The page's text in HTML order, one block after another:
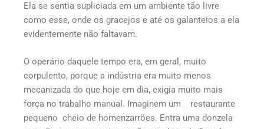
Ela se sentia supliciada em um ambiente tão livre
como esse, onde os gracejos e até os galanteios a ela
evidentemente não faltavam.
O operário daquele tempo era, em geral, muito
corpulento, porque a indústria era muito menos
mecanizada do que hoje em dia, exigia muito mais
força no trabalho manual. Imaginem um restaurante
pequeno cheio de homenzarrões. Entra uma donzela